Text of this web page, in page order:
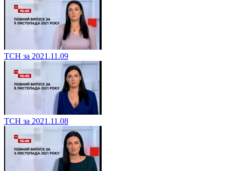
ТСН за 2021.11.09
ТСН за 2021.11.08